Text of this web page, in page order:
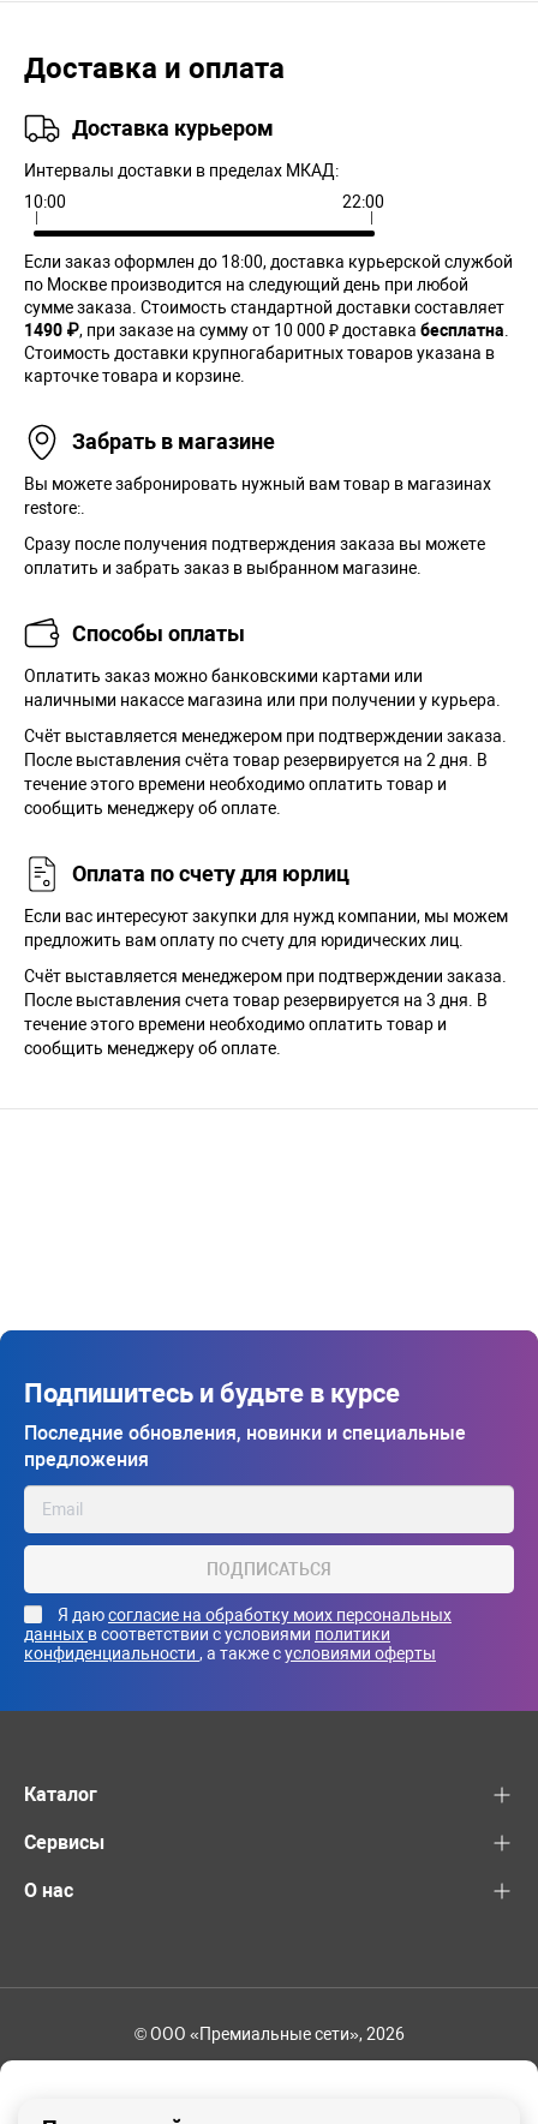
Доставка и оплата
Доставка курьером
Интервалы доставки в пределах МКАД:
10:00
22:00
Если заказ оформлен до 18:00, доставка курьерской службой
по Москве производится на следующий день при любой
сумме заказа. Cтоимость стандартной доставки составляет
1490 ₽, при заказе на сумму от 10 000 ₽ доставка бесплатна
Стоимость доставки крупногабаритных товаров указана в
карточке товара и корзине.
Забрать в магазине
Вы можете забронировать нужный вам товар в магазинах
restore:.
Сразу после получения подтверждения заказа вы можете
оплатить и забрать заказ в выбранном магазине.
Способы оплаты
Оплатить заказ можно банковскими картами или
наличными накассе магазина или при получении у курьера.
Cчёт выставляется менеджером при подтверждении заказа.
После выставления счёта товар резервируется на 2 дня. В
течение этого времени необходимо оплатить товар и
сообщить менеджеру об оплате.
Оплата по счету для юрлиц
Если вас интересуют закупки для нужд компании, мы можем
предложить вам оплату по счету для юридических лиц.
Счёт выставляется менеджером при подтверждении заказа.
После выставления счета товар резервируется на 3 дня. В
течение этого времени необходимо оплатить товар и
сообщить менеджеру об оплате.
Подпишитесь и будьте в курсе
Последние обновления, новинки и специальные
предложения
ПОДПИСАТЬСЯ
Я даюсогласие на обработку моих персональных
данных в соответствии с условиями политики
конфиденциальности , а также сусловиями оферты
Каталог
Сервисы
О нас
© ООО «Премиальные сети», 2026